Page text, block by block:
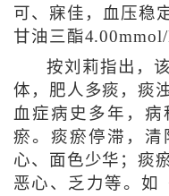
可、寐佳，血压稳
甘油三酯
按刘莉指出，
体，肥人多痰，痰
血症病史多年，
瘀。痰瘀停滞，清
心、面色少华；痰
恶心、乏力等。如